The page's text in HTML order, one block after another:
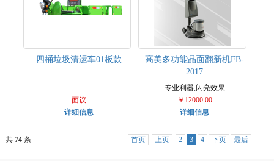
四桶垃圾清运车01板款
面议
详细信息
高美多功能晶面翻新机FB-
2017
专业利器,闪亮效果
￥12000.00
详细信息
共 74条 首页 上页 2 3 4 下页 最后